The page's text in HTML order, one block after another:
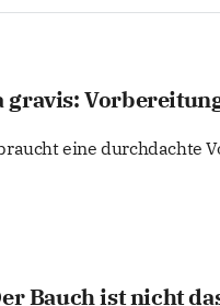
gravis:
eine durchdachte
Bauch ist nicht